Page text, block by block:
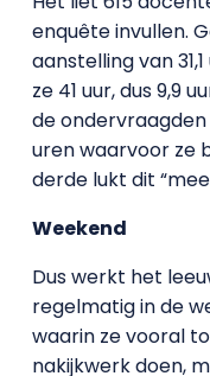
enquête invullen.
aanstelling van
ze 41 uur, dus 9,9
de
uren waarvoor ze
derde lukt dit
Weekend
Dus werkt het
regelmatig in de
waarin ze vooral
nakijkwerk doen,